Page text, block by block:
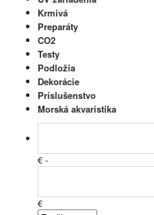
Krmivá
Preparáty
CO2
Testy
Podložia
Dekorácie
Príslušenstvo
Morská akvaristika
€ -
€